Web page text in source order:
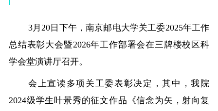
3月 20日下午，南京邮电大学关工委2025年工作
总结表彰大会暨2026年工作部署会在三牌楼校区科
学会堂演讲厅召开。
会上宣读 多项关工委表彰决定，其中，我院
2024级学生叶景秀的征文作品《信念为矢，射向复